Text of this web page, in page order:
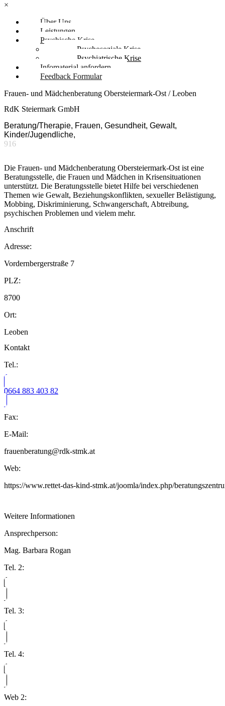
×
Über Uns
Leistungen
Psychische Krise
Psychosoziale Krise
Psychiatrische Krise
Infomaterial anfordern
Feedback Formular
Frauen- und Mädchenberatung Obersteiermark-Ost / Leoben
RdK Steiermark GmbH
Beratung/Therapie, Frauen, Gesundheit, Gewalt,
Kinder/Jugendliche,
916
Die Frauen- und Mädchenberatung Obersteiermark-Ost ist eine
Beratungsstelle, die Frauen und Mädchen in Krisensituationen
unterstützt. Die Beratungsstelle bietet Hilfe bei verschiedenen
Themen wie Gewalt, Beziehungskonflikten, sexueller Belästigung,
Mobbing, Diskriminierung, Schwangerschaft, Abtreibung,
psychischen Problemen und vielem mehr.
Anschrift
Adresse:
Vordernbergerstraße 7
PLZ:
8700
Ort:
Leoben
Kontakt
Tel.:
0664 883 403 82
Fax:
E-Mail:
frauenberatung@rdk-stmk.at
Web:
https://www.rettet-das-kind-stmk.at/joomla/index.php/
Weitere Informationen
Ansprechperson:
Mag. Barbara Rogan
Tel. 2:
Tel. 3:
Tel. 4:
Web 2: